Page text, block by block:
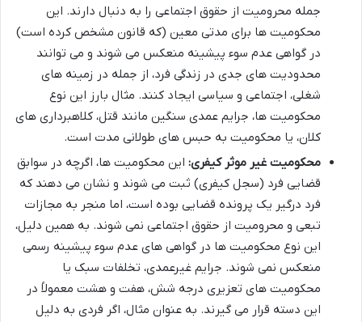
جمله محرومیت از حقوق اجتماعی را به دنبال دارند. این
محکومیت ها برای مدتی معین (که قانون مشخص کرده است)
در گواهی عدم سوء پیشینه منعکس می شوند و می توانند
محدودیت های جدی در زندگی فرد، از جمله در زمینه های
شغلی، اجتماعی و سیاسی ایجاد کنند. مثال بارز این نوع
محکومیت ها، جرایم عمدی سنگین مانند قتل، کلاهبرداری های
کلان، یا محکومیت به حبس های طولانی مدت است.
محکومیت غیر موثر کیفری: این محکومیت ها، اگرچه در سوابق
قضایی فرد (سجل کیفری) ثبت می شوند و نشان می دهند که
فرد درگیر یک پرونده قضایی بوده است، اما منجر به مجازات
تبعی و محرومیت از حقوق اجتماعی نمی شوند. به همین دلیل،
این نوع محکومیت ها در گواهی های عدم سوء پیشینه رسمی
منعکس نمی شوند. جرایم غیرعمدی، تخلفات سبک یا
محکومیت های تعزیری درجه شش، هفت و هشت معمولاً در
این دسته قرار می گیرند. به عنوان مثال، اگر فردی به دلیل